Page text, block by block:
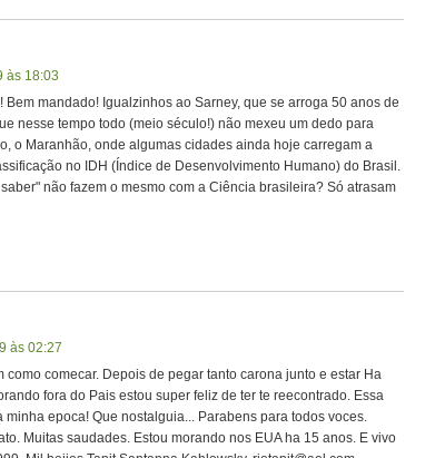
às 18:03
Bem mandado! Igualzinhos ao Sarney, que se arroga 50 anos de
nesse tempo todo (meio século!) não mexeu um dedo para
o Maranhão, onde algumas cidades ainda hoje carregam a
no IDH (Índice de Desenvolvimento Humano) do Brasil.
não fazem o mesmo com a Ciência brasileira? Só atrasam
às 02:27
como comecar. Depois de pegar tanto carona junto e estar Ha
fora do Pais estou super feliz de ter te reecontrado. Essa
minha epoca! Que nostalguia... Parabens para todos voces.
Muitas saudades. Estou morando nos EUA ha 15 anos. E vivo